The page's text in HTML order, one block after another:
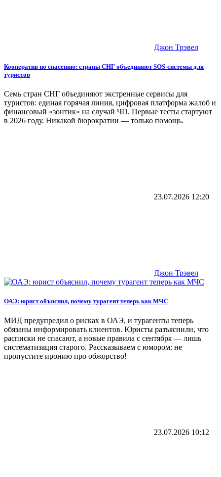
Джон Трэвел
Кооператив по спасению: страны СНГ объединяют SOS-системы для
туристов
Семь стран СНГ объединяют экстренные сервисы для
туристов: единая горячая линия, цифровая платформа жалоб и
финансовый «зонтик» на случай ЧП. Первые тесты стартуют
в 2026 году. Никакой бюрократии — только помощь.
23.07.2026 12:20
Джон Трэвел
ОАЭ: юрист объяснил, почему турагент теперь как МЧС
МИД предупредил о рисках в ОАЭ, и турагенты теперь
обязаны информировать клиентов. Юристы разъяснили, что
расписки не спасают, а новые правила с сентября — лишь
систематизация старого. Рассказываем с юмором: не
пропустите иронию про обжорство!
23.07.2026 10:12